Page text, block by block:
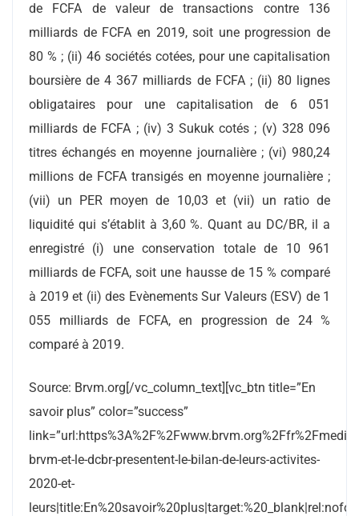
de FCFA de valeur de transactions contre 136
milliards de FCFA en 2019, soit une progression de
80 % ; (ii) 46 sociétés cotées, pour une capitalisation
boursière de 4 367 milliards de FCFA ; (ii) 80 lignes
obligataires pour une capitalisation de 6 051
milliards de FCFA ; (iv) 3 Sukuk cotés ; (v) 328 096
titres échangés en moyenne journalière ; (vi) 980,24
millions de FCFA transigés en moyenne journalière ;
(vii) un PER moyen de 10,03 et (vii) un ratio de
liquidité qui s’établit à 3,60 %. Quant au DC/BR, il a
enregistré (i) une conservation totale de 10 961
milliards de FCFA, soit une hausse de 15 % comparé
à 2019 et (ii) des Evènements Sur Valeurs (ESV) de 1
055 milliards de FCFA, en progression de 24 %
comparé à 2019.
Source: Brvm.org[/vc_column_text][vc_btn title=”En
savoir plus” color=”success”
brvm-et-le-dcbr-presentent-le-bilan-de-leurs-activites-
2020-et-